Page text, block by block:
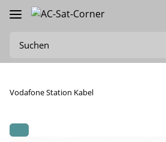
Vodafone Station Kabel